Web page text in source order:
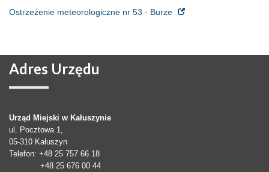
Ostrzeżenie meteorologiczne nr 53 - Burze
Adres Urzędu
Urząd Miejski w Kałuszynie
ul. Pocztowa 1,
05-310 Kałuszyn
Telefon: +48 25 757 66 18
+48 25 676 00 44